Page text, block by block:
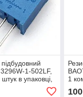
1-502LF,
в упаковці,
1
100